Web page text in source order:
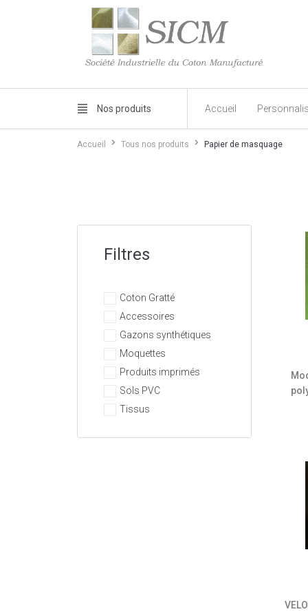
Nos produits Accueil
Accueil Tous nos produits Papier de masquage
Filtres
Coton Gratté
Accessoires
Gazons synthétiques
Moquettes
Produits imprimés
Sols PVC
Tissus